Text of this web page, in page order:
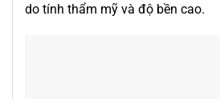
do tính thẩm mỹ và độ bền cao.